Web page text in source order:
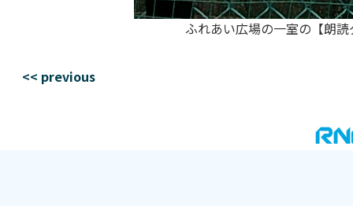
ふれあい広場の一室の【朗
<< previous